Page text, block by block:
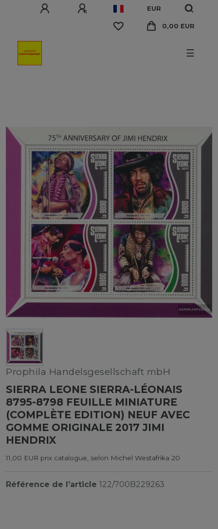
EUR
0,00 EUR
☰
Prophila Handelsgesellschaft mbH
SIERRA LEONE SIERRA-LÉONAIS
8795-8798 FEUILLE MINIATURE
(COMPLÈTE EDITION) NEUF AVEC
GOMME ORIGINALE 2017 JIMI
HENDRIX
11,00 EUR prix catalogue, selon Michel Westafrika 20
Référence de l’article 122/700B229263